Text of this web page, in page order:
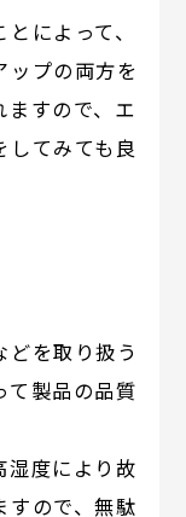
によって、
ップの両方を
ますので、エ
してみても良
を取り扱う
て製品の品質
湿度により故
すので、無駄